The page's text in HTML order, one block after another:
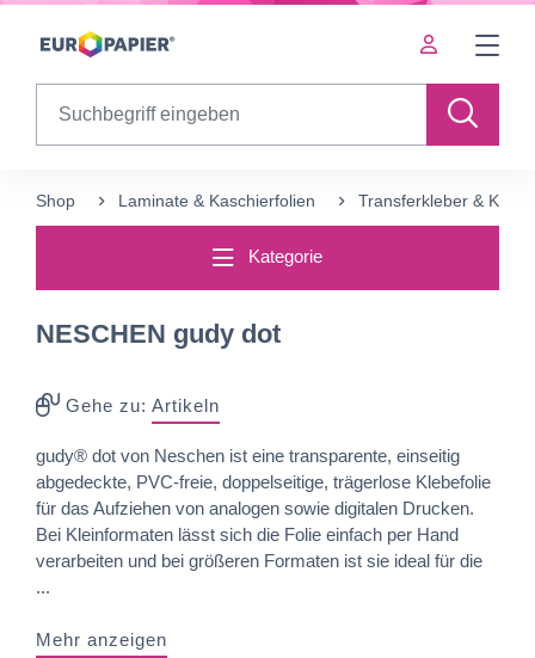
Table Of Content
Shop Laminate & Kaschierfolien Transferkleber &
Kategorie
NESCHEN gudy dot
Gehe zu: Artikeln
gudy® dot von Neschen ist eine transparente, einseitig
abgedeckte, PVC-freie, doppelseitige, trägerlose Klebefolie
für das Aufziehen von analogen sowie digitalen Drucken.
Bei Kleinformaten lässt sich die Folie einfach per Hand
verarbeiten und bei größeren Formaten ist sie ideal für die
...
Mehr anzeigen